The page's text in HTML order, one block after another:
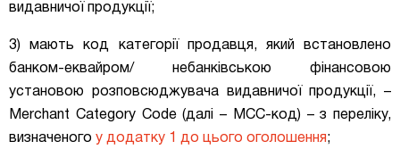
видавничої продукції;
3) мають код категорії продавця, який встановлено
банком-еквайром/ небанківською фінансовою
установою розповсюджувача видавничої продукції, –
Merchant Category Code (далі – МСС-код) – з переліку,
визначеного у додатку 1 до цього оголошення;